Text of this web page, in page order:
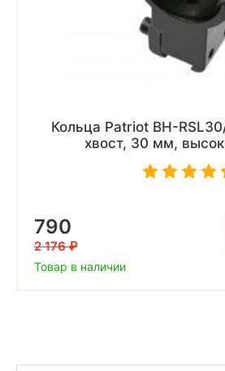
Кольца Patriot BH-
хвост, 30 мм,
790
2 176
Товар в наличии